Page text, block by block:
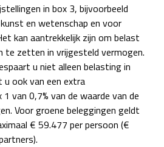
in box 3, bijvoorbeeld
en wetenschap en voor
kan aantrekkelijk zijn om belast
te zetten in vrijgesteld vermogen.
u niet alleen belasting in
ook van een extra
van 0,7% van de waarde van de
Voor groene beleggingen geldt
€ 59.477 per persoon (€